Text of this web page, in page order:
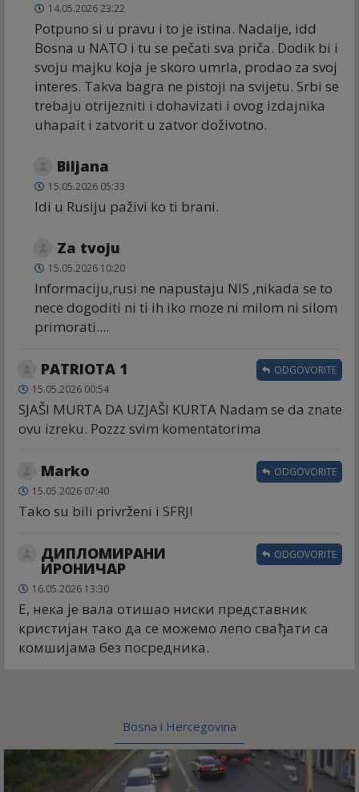
14.05.2026 23:22
Potpuno si u pravu i to je istina. Nadalje, idd
Bosna u NATO i tu se pečati sva priča. Dodik bi i
svoju majku koja je skoro umrla, prodao za svoj
interes. Takva bagra ne pistoji na svijetu. Srbi se
trebaju otrijezniti i dohavizati i ovog izdajnika
uhapait i zatvorit u zatvor doživotno.
Biljana
15.05.2026 05:33
Idi u Rusiju paživi ko ti brani.
Za tvoju
15.05.2026 10:20
Informaciju,rusi ne napustaju NIS ,nikada se to
nece dogoditi ni ti ih iko moze ni milom ni silom
primorati....
PATRIOTA 1
15.05.2026 00:54
SJAŠI MURTA DA UZJAŠI KURTA Nadam se da znate
ovu izreku. Pozzz svim komentatorima
ODGOVORITE
Marko
15.05.2026 07:40
Tako su bili privrženi i SFRJ!
ODGOVORITE
ДИПЛОМИРАНИ
ИРОНИЧАР
16.05.2026 13:30
Е, нека је вала отишао ниски представник
кристијан тако да се можемо лепо свађати са
комшијама без посредника.
ODGOVORITE
Bosna i Hercegovina